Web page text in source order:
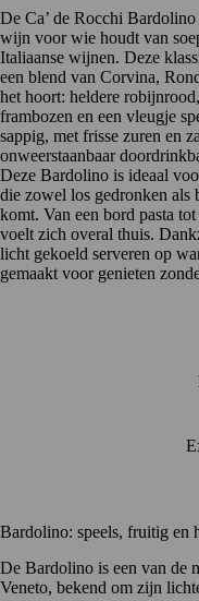
De Ca’ de Rocchi
wijn voor wie houdt van
Italiaanse wijnen. Deze
een blend van Corvina,
het hoort: heldere
frambozen en een vleugje
sappig, met frisse zuren en
onweerstaanbaar
Deze Bardolino is ideaal
die zowel los gedronken als
komt. Van een bord pasta
voelt zich overal thuis.
licht gekoeld serveren op
gemaakt voor genieten
Bardolino: speels, fruitig en
De Bardolino is een van de
Veneto, bekend om zijn